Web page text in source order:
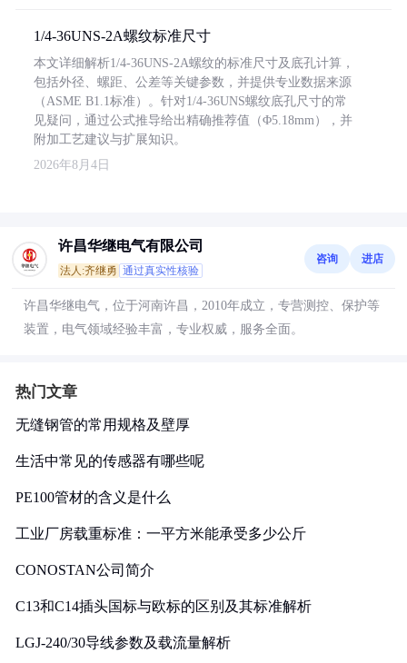
1/4-36UNS-2A螺纹标准尺寸
本文详细解析1/4-36UNS-2A螺纹的标准尺寸及底孔计算，
包括外径、螺距、公差等关键参数，并提供专业数据来源
（ASME B1.1标准）。针对1/4-36UNS螺纹底孔尺寸的常
见疑问，通过公式推导给出精确推荐值（Φ5.18mm），并
附加工艺建议与扩展知识。
2026年8月4日
许昌华继电气有限公司
法人:齐继勇 通过真实性核验
咨询 进店
许昌华继电气，位于河南许昌，2010年成立，专营测控、保护等
装置，电气领域经验丰富，专业权威，服务全面。
热门文章
无缝钢管的常用规格及壁厚
生活中常见的传感器有哪些呢
PE100管材的含义是什么
工业厂房载重标准：一平方米能承受多少公斤
CONOSTAN公司简介
C13和C14插头国标与欧标的区别及其标准解析
LGJ-240/30导线参数及载流量解析